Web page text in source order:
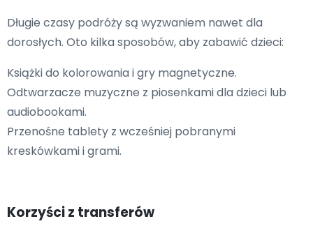
Długie czasy podróży są wyzwaniem nawet dla
dorosłych. Oto kilka sposobów, aby zabawić dzieci:
Książki do kolorowania i gry magnetyczne.
Odtwarzacze muzyczne z piosenkami dla dzieci lub
audiobookami.
Przenośne tablety z wcześniej pobranymi
kreskówkami i grami.
Korzyści z transferów